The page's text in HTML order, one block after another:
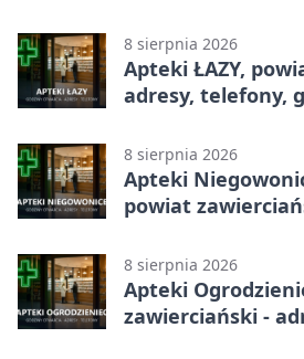
8 sierpnia 2026
Apteki ŁAZY,
adresy, telefony,
8 sierpnia 2026
Apteki
powiat
8 sierpnia 2026
Apteki
zawierciański -